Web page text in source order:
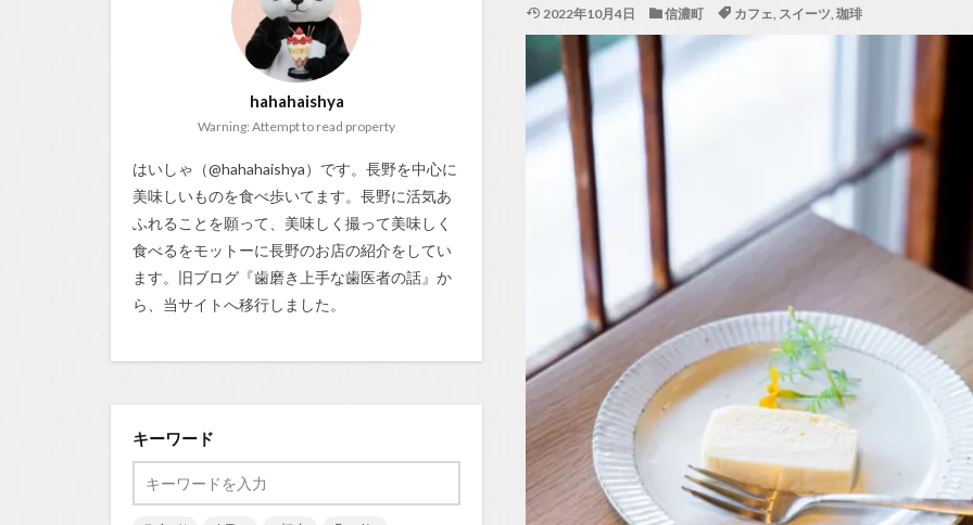
2022年10月4日 信濃町 カフェ, スイーツ, 珈琲
hahahaishya
Warning: Attempt to read property
はいしゃ（@hahahaishya）です。長野を中心に
美味しいものを食べ歩いてます。長野に活気あ
ふれることを願って、美味しく撮って美味しく
食べるをモットーに長野のお店の紹介をしてい
ます。旧ブログ『歯磨き上手な歯医者の話』か
ら、当サイトへ移行しました。
キーワード